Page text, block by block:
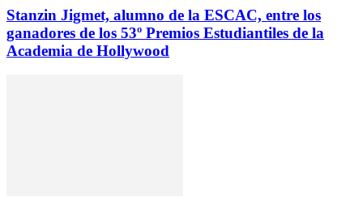
Stanzin Jigmet, alumno de la ESCAC, entre los
ganadores de los 53º Premios Estudiantiles de la
Academia de Hollywood